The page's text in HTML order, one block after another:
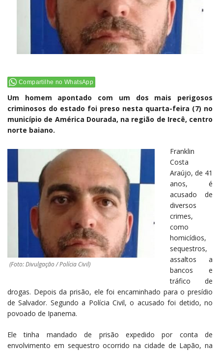
Compartilhe no WhatsApp
Um homem apontado com um dos mais perigosos
criminosos do estado foi preso nesta quarta-feira (7) no
município de América Dourada, na região de Irecê, centro
norte baiano.
(Foto: Divulgação / Polícia Civil)
Franklin
Costa
Araújo, de 41
anos, é
acusado de
diversos
crimes,
como
homicídios,
sequestros,
assaltos a
bancos e
tráfico de
drogas. Depois da prisão, ele foi encaminhado para o presídio
de Salvador. Segundo a Polícia Civil, o acusado foi detido, no
povoado de Ipanema.
Ele tinha mandado de prisão expedido por conta de
envolvimento em sequestro ocorrido na cidade de Lapão, na